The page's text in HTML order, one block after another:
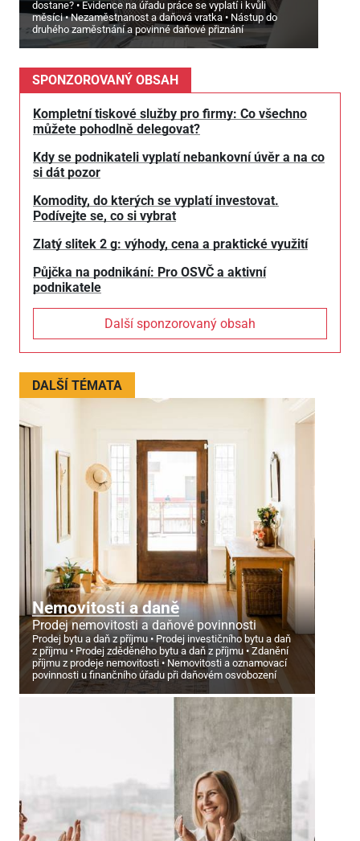
dostane?
Evidence na úřadu práce se vyplatí i kvůli
měsíci
Nezaměstnanost a daňová vratka
Nástup do
druhého zaměstnání a povinné daňové přiznání
SPONZOROVANÝ OBSAH
Kompletní tiskové služby pro firmy: Co všechno
můžete pohodlně delegovat?
Kdy se podnikateli vyplatí nebankovní úvěr a na co
si dát pozor
Komodity, do kterých se vyplatí investovat.
Podívejte se, co si vybrat
Zlatý slitek 2 g: výhody, cena a praktické využití
Půjčka na podnikání: Pro OSVČ a aktivní
podnikatele
Další sponzorovaný obsah
DALŠÍ TÉMATA
Nemovitosti a daně
Prodej nemovitosti a daňové povinnosti
Prodej bytu a daň z příjmu
Prodej investičního bytu a daň
z příjmu
Prodej zděděného bytu a daň z příjmu
Zdanění
příjmu z prodeje nemovitosti
Nemovitosti a oznamovací
povinnosti u finančního úřadu při daňovém osvobození